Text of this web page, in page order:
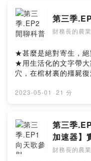
‣ 創見資訊股份有限公司總管
2018年回農建立非開放式
要求自己從財務、商業模式
能性！
Hosting provided by
第三季
財務長的農
★甚麼是絕對寄生，
★用生活化的文字帶
穴，在棺材裏的殭屍
2023-05-01 · 21 分
第三季
加速器】
財務長的農